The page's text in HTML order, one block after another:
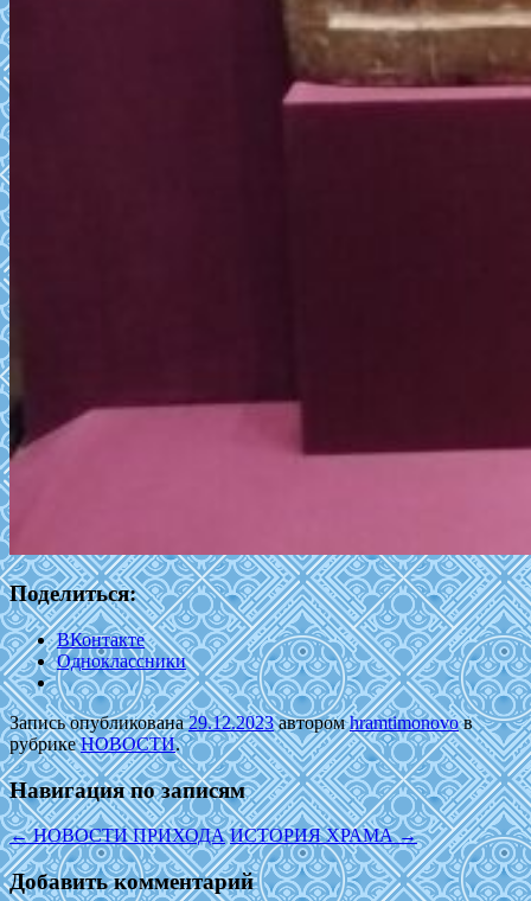
Поделиться:
ВКонтакте
Одноклассники
Запись опубликована29.12.2023авторомhramtimonovoв
рубрикеНОВОСТИ.
Навигация по записям
←НОВОСТИ ПРИХОДА ИСТОРИЯ ХРАМА→
Добавить комментарий